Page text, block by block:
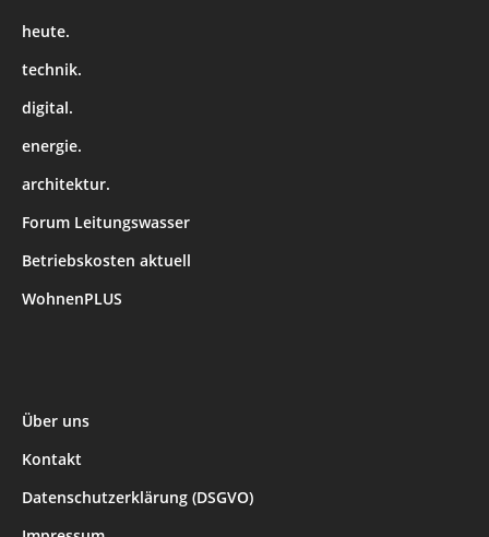
heute.
technik.
digital.
energie.
architektur.
Forum Leitungswasser
Betriebskosten aktuell
WohnenPLUS
Über uns
Kontakt
Datenschutzerklärung (DSGVO)